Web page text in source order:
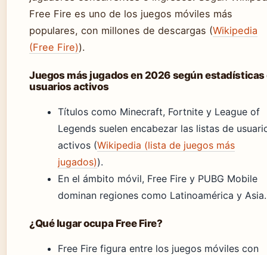
Free Fire es uno de los juegos móviles más
populares, con millones de descargas (Wikipedia
(Free Fire)).
Juegos más jugados en 2026 según estadísticas
usuarios activos
Títulos como Minecraft, Fortnite y League of
Legends suelen encabezar las listas de
activos (Wikipedia (lista de juegos más
jugados)).
En el ámbito móvil, Free Fire y PUBG Mobile
dominan regiones como Latinoamérica y Asia.
¿Qué lugar ocupa Free Fire?
Free Fire figura entre los juegos móviles con